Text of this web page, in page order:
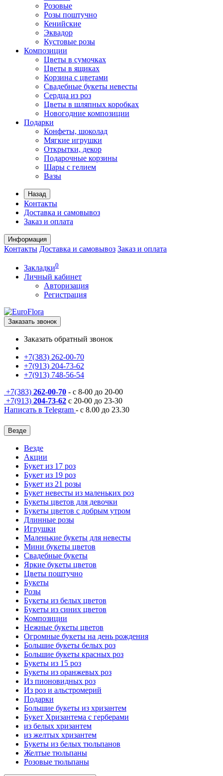
Розовые
Розы поштучно
Кенийские
Эквадор
Кустовые розы
Композиции
Цветы в сумочках
Цветы в ящиках
Корзина с цветами
Свадебные букеты невесты
Сердца из роз
Цветы в шляпных коробках
Новогодние композиции
Подарки
Конфеты, шоколад
Мягкие игрушки
Открытки, декор
Подарочные корзины
Шары с гелием
Вазы
Назад
Контакты
Доставка и самовывоз
Заказ и оплата
Информация
Контакты Доставка и самовывоз Заказ и оплата
Закладки0
Личный кабинет
Авторизация
Регистрация
Заказать звонок
Заказать обратный звонок
+7(383) 262-00-70
+7(913) 204-73-62
+7(913) 748-56-54
+7(383) 262-00-70 - с 8-00 до 20-00
+7(913) 204-73-62 с 20-00 до 23-30
Написать в Telegram - с 8.00 до 23.30
Везде
Везде
Акции
Букет из 17 роз
Букет из 19 роз
Букет из 21 розы
Букет невесты из маленьких роз
Букеты цветов для девочки
Букеты цветов с добрым утром
Длинные розы
Игрушки
Маленькие букеты для невесты
Мини букеты цветов
Свадебные букеты
Яркие букеты цветов
Цветы поштучно
Букеты
Розы
Букеты из белых цветов
Букеты из синих цветов
Композиции
Нежные букеты цветов
Огромные букеты на день рождения
Большие букеты белых роз
Большие букеты красных роз
Букеты из 15 роз
Букеты из оранжевых роз
Из пионовидных роз
Из роз и альстромерий
Подарки
Большие букеты из хризантем
Букет Хризантема с герберами
из белых хризантем
из желтых хризантем
Букеты из белых тюльпанов
Желтые тюльпаны
Розовые тюльпаны